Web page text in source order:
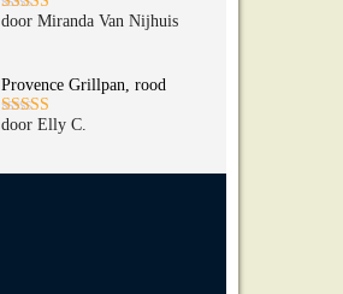
Gewaardeerd
door Miranda Van Nijhuis
Provence Grillpan, rood
Gewaardeerd
door Elly C.